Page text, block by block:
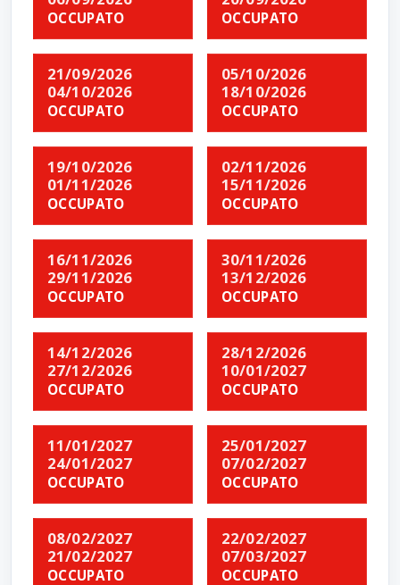
OCCUPATO OCCUPATO
21/09/2026
04/10/2026
OCCUPATO
05/10/2026
18/10/2026
OCCUPATO
19/10/2026
01/11/2026
OCCUPATO
02/11/2026
15/11/2026
OCCUPATO
16/11/2026
29/11/2026
OCCUPATO
30/11/2026
13/12/2026
OCCUPATO
14/12/2026
27/12/2026
OCCUPATO
28/12/2026
10/01/2027
OCCUPATO
11/01/2027
24/01/2027
OCCUPATO
25/01/2027
07/02/2027
OCCUPATO
08/02/2027
21/02/2027
OCCUPATO
22/02/2027
07/03/2027
OCCUPATO